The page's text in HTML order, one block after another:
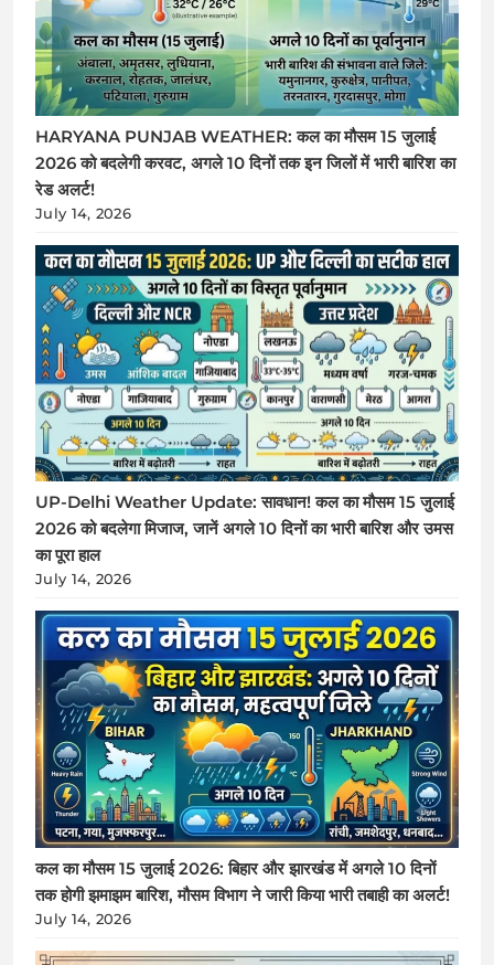
HARYANA PUNJAB WEATHER: कल का मौसम 15 जुलाई
2026 को बदलेगी करवट, अगले 10 दिनों तक इन जिलों में भारी बारिश का
रेड अलर्ट!
July 14, 2026
UP-Delhi Weather Update: सावधान! कल का मौसम 15 जुलाई
2026 को बदलेगा मिजाज, जानें अगले 10 दिनों का भारी बारिश और उमस
का पूरा हाल
July 14, 2026
कल का मौसम 15 जुलाई 2026: बिहार और झारखंड में अगले 10 दिनों
तक होगी झमाझम बारिश, मौसम विभाग ने जारी किया भारी तबाही का अलर्ट!
July 14, 2026